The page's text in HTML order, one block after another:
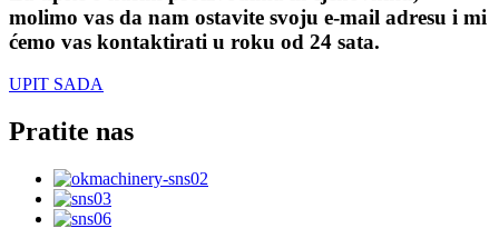
molimo vas da nam ostavite svoju e-mail adresu i mi
ćemo vas kontaktirati u roku od 24 sata.
UPIT SADA
Pratite nas